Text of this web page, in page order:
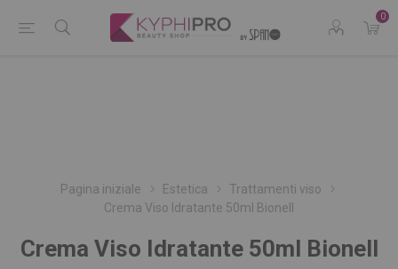
0
Pagina iniziale Estetica
Trattamenti viso
Crema Viso Idratante 50ml Bionell
Crema Viso Idratante 50ml Bionell